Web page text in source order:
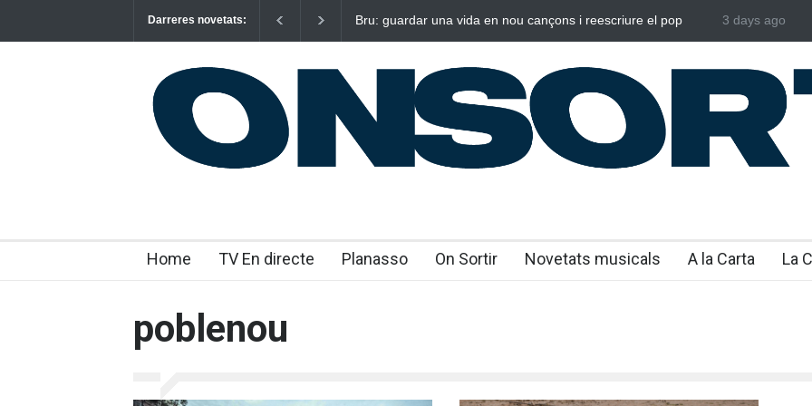
Darreres novetats:
Bru: guardar una vida en nou cançons i reescriure el pop
Laura West
3 days ago
Home TV En directe Planasso On Sortir Novetats musicals A la Carta La
poblenou